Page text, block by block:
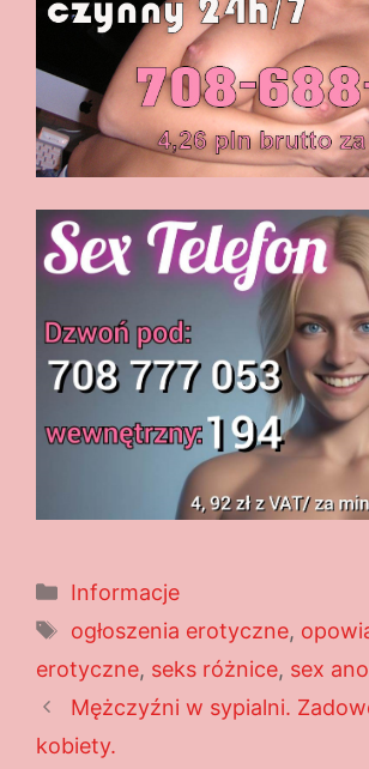
Kategorie
Informacje
Tagi
ogłoszenia erotyczne,
erotyczne, seks różnice, sex
Mężczyźni w sypialni.
kobiety.